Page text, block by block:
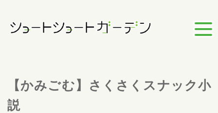
【かみごむ】さくさくスナック小
説